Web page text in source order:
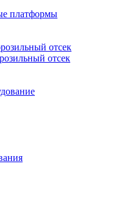
платформы
отсек
отсек